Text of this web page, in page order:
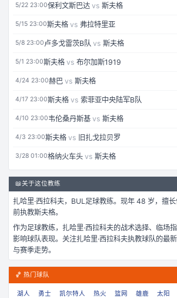
5/22 23:00保利文斯巴达 vs 斯夫格
5/15 23:00斯夫格 vs 弗拉特里亚
5/8 23:00卢多戈雷茨B队 vs 斯夫格
5/1 23:00斯夫格 vs 布尔加斯1919
4/24 23:00赫巴 vs 斯夫格
4/17 23:00斯夫格 vs 索菲亚中央陆军B队
4/10 23:00韦伦桑丹斯基 vs 斯夫格
4/3 23:00斯夫格 vs 旧扎戈拉贝罗
3/28 01:00格纳火车头 vs 斯夫格
📖关于这位教练
扎哈里·西拉科夫， BUL 足球教练。 现年 48 岁， 擅
前执教斯夫格。
作为足球教练， 扎哈里·西拉科夫的战术选择、临场
影响球队表现。关注扎哈里·西拉科夫执教球队的最
与赛季走势。
🏀 热门球队
湖人 勇士 凯尔特人 热火 篮网 雄鹿 太阳